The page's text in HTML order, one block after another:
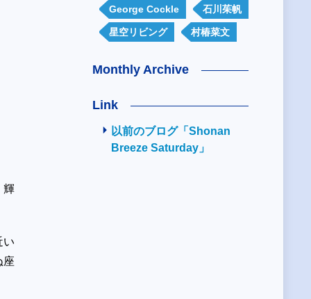
輝
い
座
George Cockle 石川茱帆
星空リビング 村椿菜文
Monthly Archive
Link
以前のブログ「Shonan
Breeze Saturday」